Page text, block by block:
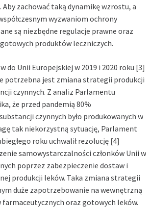
zachować taką dynamikę wzrostu, a
wyzwaniom ochrony
są niezbędne regulacje prawne oraz
produktów leczniczych.
do Unii Europejskiej w 2019 i 2020 roku [3]
potrzebna jest zmiana strategii produkcji
czynnych. Z analiz Parlamentu
że przed pandemią 80%
czynnych było produkowanych w
tak niekorzystną sytuację, Parlament
roku uchwalił rezolucję [4]
samowystarczalności członków Unii w
poprzez zabezpieczenie dostaw i
produkcji leków. Taka zmiana strategii
duże zapotrzebowanie na wewnętrzną
oraz gotowych leków.